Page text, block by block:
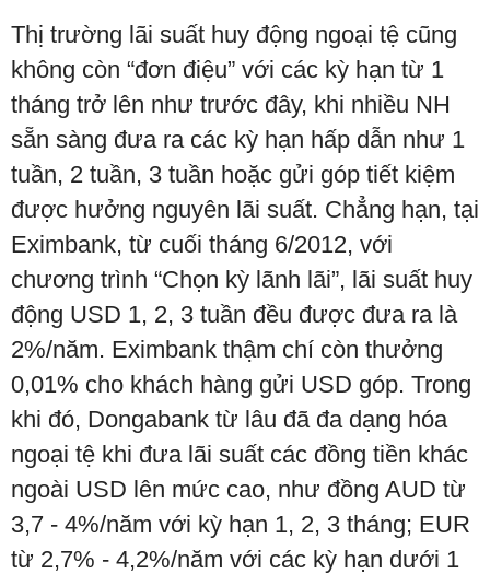
Thị trường lãi suất huy động ngoại tệ cũng
không còn “đơn điệu” với các kỳ hạn từ 1
tháng trở lên như trước đây, khi nhiều NH
sẵn sàng đưa ra các kỳ hạn hấp dẫn như 1
tuần, 2 tuần, 3 tuần hoặc gửi góp tiết kiệm
được hưởng nguyên lãi suất. Chẳng hạn, tại
Eximbank, từ cuối tháng 6/2012, với
chương trình “Chọn kỳ lãnh lãi”, lãi suất huy
động USD 1, 2, 3 tuần đều được đưa ra là
2%/năm. Eximbank thậm chí còn thưởng
0,01% cho khách hàng gửi USD góp. Trong
khi đó, Dongabank từ lâu đã đa dạng hóa
ngoại tệ khi đưa lãi suất các đồng tiền khác
ngoài USD lên mức cao, như đồng AUD từ
3,7 - 4%/năm với kỳ hạn 1, 2, 3 tháng; EUR
từ 2,7% - 4,2%/năm với các kỳ hạn dưới 1